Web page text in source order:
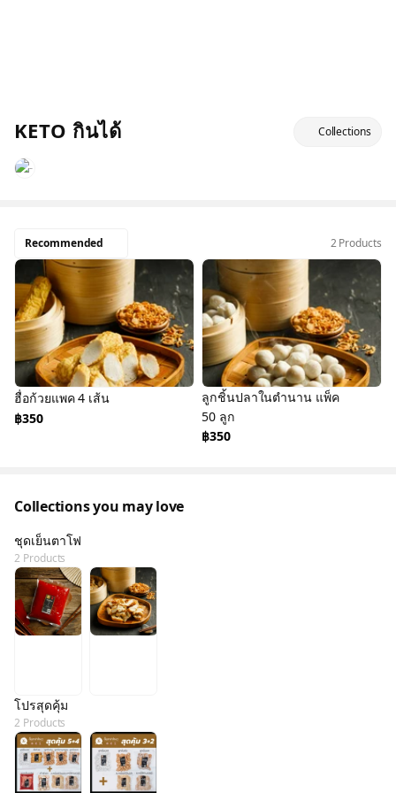
KETO กินได้ Collections
Recommended 2 Products
ฮื่อก้วยแพค 4 เส้น
฿350
ลูกชิ้นปลาในตำนาน แพ็ค
50 ลูก
฿350
Collections you may love
ชุดเย็นตาโฟ
2 Products
โปรสุดคุ้ม
2 Products